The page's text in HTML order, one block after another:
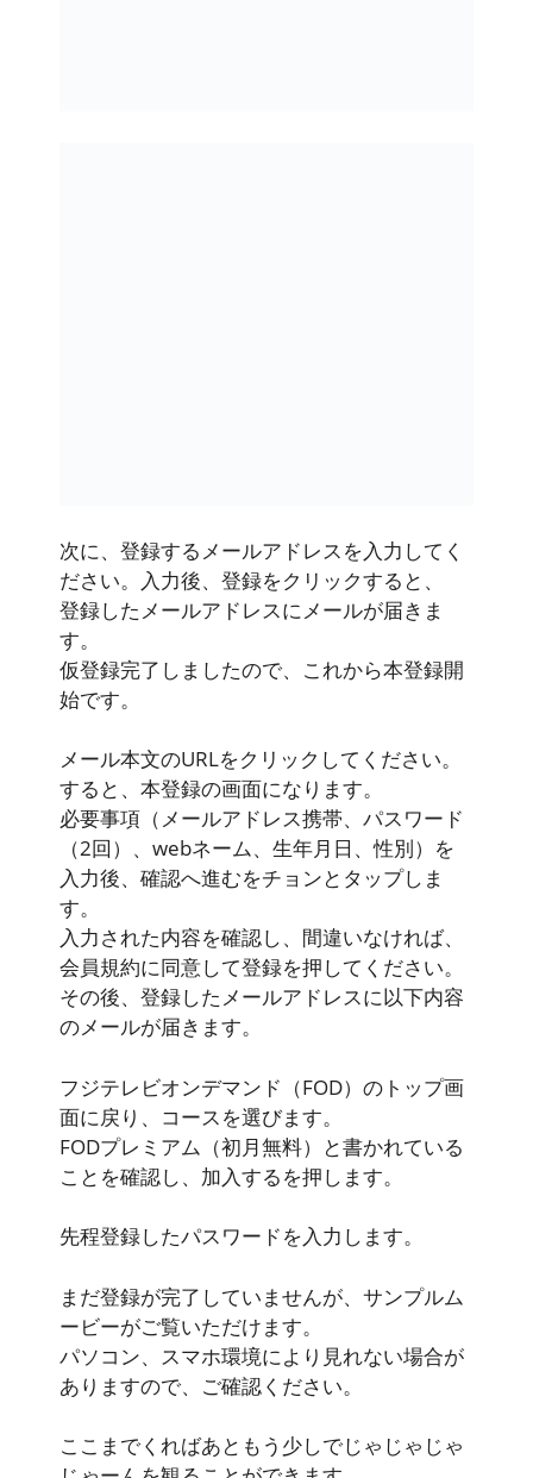
次に、登録するメールアドレスを入力してく
ださい。入力後、登録をクリックすると、
登録したメールアドレスにメールが届きま
す。
仮登録完了しましたので、これから本登録開
始です。
メール本文のURLをクリックしてください。
すると、本登録の画面になります。
必要事項（メールアドレス携帯、パスワード
（2回）、webネーム、生年月日、性別）を
入力後、確認へ進むをチョンとタップしま
す。
入力された内容を確認し、間違いなければ、
会員規約に同意して登録を押してください。
その後、登録したメールアドレスに以下内容
のメールが届きます。
フジテレビオンデマンド（FOD）のトップ画
面に戻り、コースを選びます。
FODプレミアム（初月無料）と書かれている
ことを確認し、加入するを押します。
先程登録したパスワードを入力します。
まだ登録が完了していませんが、サンプルム
ービーがご覧いただけます。
パソコン、スマホ環境により見れない場合が
ありますので、ご確認ください。
ここまでくればあともう少しでじゃじゃじゃ